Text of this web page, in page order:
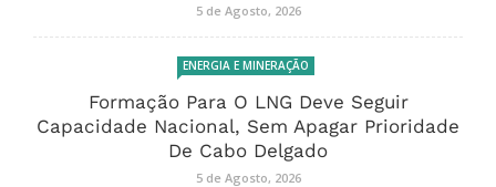
5 de Agosto, 2026
ENERGIA E MINERAÇÃO
Formação Para O LNG Deve Seguir
Capacidade Nacional, Sem Apagar Prioridade
De Cabo Delgado
5 de Agosto, 2026